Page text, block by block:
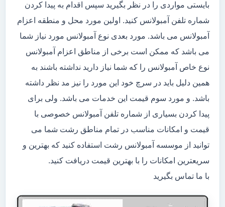
بایستی مواردی را در نظر بگیرید سپس اقدام به پیدا کردن
شماره تلفن آمبولانس کنید. اولین مورد محل و منطقه اعزام
آمبولانس می باشد. مورد بعدی نوع آمبولانس مورد نیاز شما
می باشد که ممکن است برخی از مناطق اعزام آمبولانس
نوع خاص آمبولانس را که شما نیاز دارید نداشته باشند به
همین دلیل باید در سرچ خود این مورد را نیز مد نظر داشته
باشد. و مورد سوم قیمت این خدمات می باشد. ولی برای
پیدا کردن بسیاری از شماره تلفن آمبولانس خصوصی با
قیمت و امکانات مناسب در تمام مناطق رشت شما می
توانید از موسسه آمبولانس رشت استفاده کنید که بهترین و
سریعترین امکانات را با بهترین قیمت دریافت کنید.
با ما تماس بگیرید